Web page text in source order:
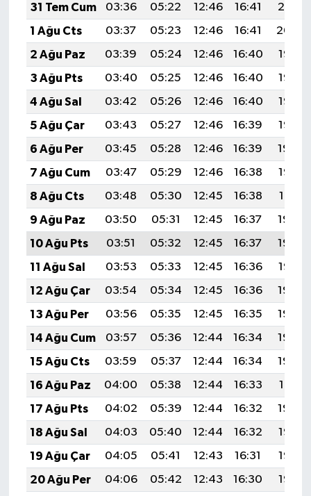
31 Tem Cum
03:36 05:22 12:46 16:41
20:01
1 Ağu Cts
03:37 05:23 12:46 16:41
20:00
2 Ağu Paz
03:39 05:24 12:46 16:40
19:58
3 Ağu Pts
03:40 05:25 12:46 16:40
19:57
4 Ağu Sal
03:42 05:26 12:46 16:40
19:56
5 Ağu Çar
03:43 05:27 12:46 16:39
19:55
6 Ağu Per
03:45 05:28 12:46 16:39
19:54
7 Ağu Cum
03:47 05:29 12:46 16:38
19:53
8 Ağu Cts
03:48 05:30 12:45 16:38
19:51
9 Ağu Paz
03:50 05:31 12:45 16:37
19:50
10 Ağu Pts
03:51 05:32 12:45 16:37
19:49
11 Ağu Sal
03:53 05:33 12:45 16:36
19:47
12 Ağu Çar
03:54 05:34 12:45 16:36
19:46
13 Ağu Per
03:56 05:35 12:45 16:35
19:45
14 Ağu Cum
03:57 05:36 12:44 16:34
19:43
15 Ağu Cts
03:59 05:37 12:44 16:34
19:42
16 Ağu Paz
04:00 05:38 12:44 16:33
19:41
17 Ağu Pts
04:02 05:39 12:44 16:32
19:39
18 Ağu Sal
04:03 05:40 12:44 16:32
19:38
19 Ağu Çar
04:05 05:41 12:43 16:31
19:36
20 Ağu Per
04:06 05:42 12:43 16:30
19:35